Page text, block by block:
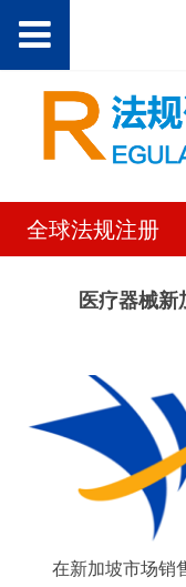
全球法规注册
医疗器械新
在新加坡市场销